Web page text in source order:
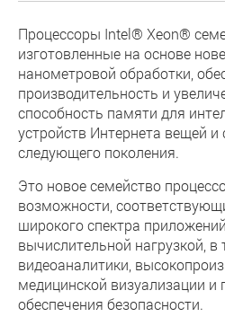
Процессоры Intel® Xeon®
изготовленные на основе
нанометровой обработки,
производительность и
способность памяти для
устройств Интернета вещей и
следующего поколения.
Это новое семейство
возможности,
широкого спектра
вычислительной нагрузкой, в
видеоаналитики,
медицинской визуализации и
обеспечения безопасности.